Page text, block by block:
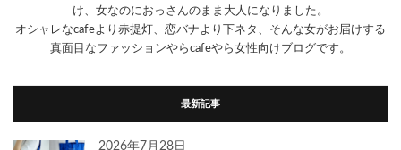
け、女なのにおっさんのまま大人になりました。
オシャレなcafeより赤提灯、恋バナより下ネタ、そんな女がお届けする
真面目なファッションやらcafeやら女性向けブログです。
最新記事
2026年7月28日